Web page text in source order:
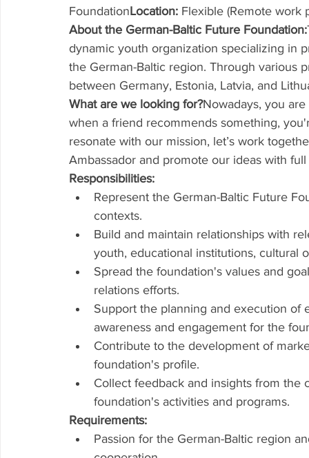
FoundationLocation: Flexible (Remote work
About the German-Baltic Future Foundation:
dynamic youth organization specializing in
the German-Baltic region. Through various
between Germany, Estonia, Latvia, and
What are we looking for?Nowadays, you
when a friend recommends something,
resonate with our mission, let’s work
Ambassador and promote our ideas with
Responsibilities:
Represent the German-Baltic Future
contexts.
Build and maintain relationships with
youth, educational institutions, cultural
Spread the foundation's values and
relations efforts.
Support the planning and execution of
awareness and engagement for the
Contribute to the development of
foundation's profile.
Collect feedback and insights from
foundation's activities and programs.
Requirements:
Passion for the German-Baltic region